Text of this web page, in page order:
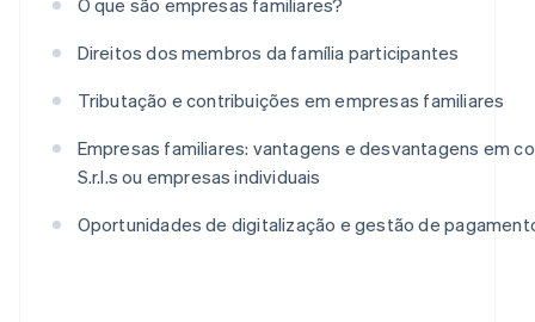
Direitos dos membros da família participantes
Tributação e contribuições em empresas familiares
Empresas familiares: vantagens e desvantagens em
S.r.l.s ou empresas individuais
Oportunidades de digitalização e gestão de